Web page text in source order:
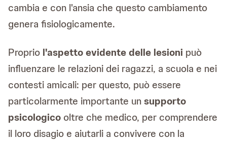
cambia e con l'ansia che questo cambiamento
genera fisiologicamente.
Proprio l'aspetto evidente delle lesioni può
influenzare le relazioni dei ragazzi, a scuola e nei
contesti amicali: per questo, può essere
particolarmente importante unsupporto
psicologico oltre che medico, per comprendere
il loro disagio e aiutarli a convivere con la